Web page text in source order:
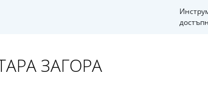
ЗАГОРА